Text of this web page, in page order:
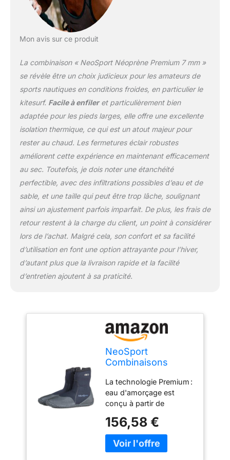
performances : offre
météorologiques et de
l'eau. Chaussure de l'eau
durable : robuste
résistant à l'abrasion
semelle chaussures de
l'eau avec un insert durci
pour une protection anti-
crevaison.
Mon avis sur ce produit
La combinaison « NeoSport Néoprène Premium 7 mm »
se révèle être un choix judicieux pour les amateurs de
sports nautiques en conditions froides, en particulier le
kitesurf. Facile à enfileret particulièrement bien
adaptée pour les pieds larges, elle offre une excellente
isolation thermique, ce qui est un atout majeur pour
rester au chaud. Les fermetures éclair robustes
améliorent cette expérience en maintenant efficacement
au sec. Toutefois, je dois noter une étanchéité
perfectible, avec des infiltrations possibles d’eau et de
sable, et une taille qui peut être trop lâche, soulignant
ainsi un ajustement parfois imparfait. De plus, les frais de
retour restent à la charge du client, un point à considérer
lors de l’achat. Malgré cela, son confort et sa facilité
d’utilisation en font une option attrayante pour l’hiver,
d’autant plus que la livraison rapide et la facilité
d’entretien ajoutent à sa praticité.
NeoSport
Combinaisons
7 mm Hi avec Zip
sur Le Dessus de
Coffre, Mixte, Noir
La technologie Premium :
eau d'amorçage est
conçu à partir de
durabilité et la fiabilité
nécessaires. Chaussure
multisport : Premium
156,58 €